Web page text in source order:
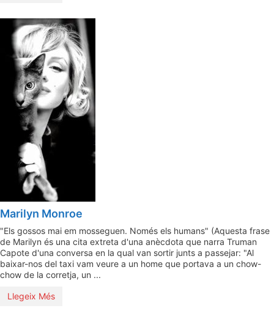
Marilyn Monroe
"Els gossos mai em mosseguen. Només els humans" (Aquesta frase
de Marilyn és una cita extreta d'una anècdota que narra Truman
Capote d'una conversa en la qual van sortir junts a passejar: "Al
baixar-nos del taxi vam veure a un home que portava a un chow-
chow de la corretja, un ...
Llegeix Més